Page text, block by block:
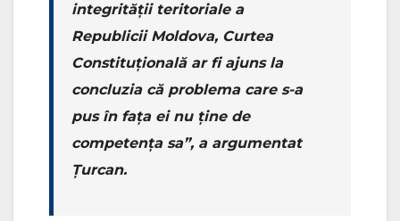
integrității teritoriale a
Republicii Moldova, Curtea
Constituțională ar fi ajuns la
concluzia că problema care s-a
pus în fața ei nu ține de
competența sa”, a argumentat
Țurcan.